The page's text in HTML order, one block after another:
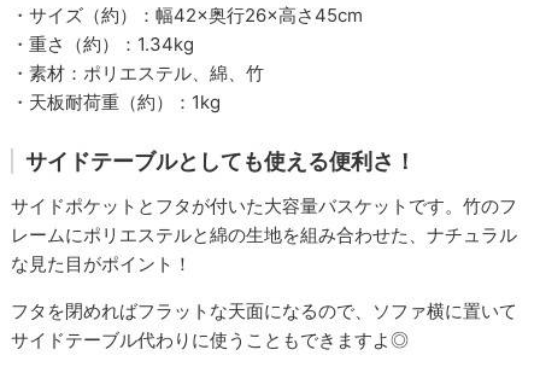
・サイズ（約）：幅42×奥行26×高さ45cm
・重さ（約）：1.34kg
・素材：ポリエステル、綿、竹
・天板耐荷重（約）：1kg
サイドテーブルとしても使える便利さ！
サイドポケットとフタが付いた大容量バスケットです。竹のフ
レームにポリエステルと綿の生地を組み合わせた、ナチュラル
な見た目がポイント！
フタを閉めればフラットな天面になるので、ソファ横に置いて
サイドテーブル代わりに使うこともできますよ◎